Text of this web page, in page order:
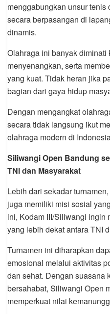
menggabungkan unsur tenis
secara berpasangan di
dinamis.
Olahraga ini banyak
menyenangkan, serta
yang kuat. Tidak heran jika
bagian dari gaya hidup
Dengan mengangkat
secara tidak langsung ikut
olahraga modern di
Siliwangi Open Bandung
TNI dan Masyarakat
Lebih dari sekadar
juga memiliki misi sosial
ini, Kodam III/Siliwangi ingin
yang lebih dekat antara TNI
Turnamen ini diharapkan
emosional melalui aktivitas
dan sehat. Dengan suasana
bersahabat, Siliwangi Open
memperkuat nilai